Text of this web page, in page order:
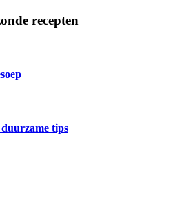
recepten
duurzame tips